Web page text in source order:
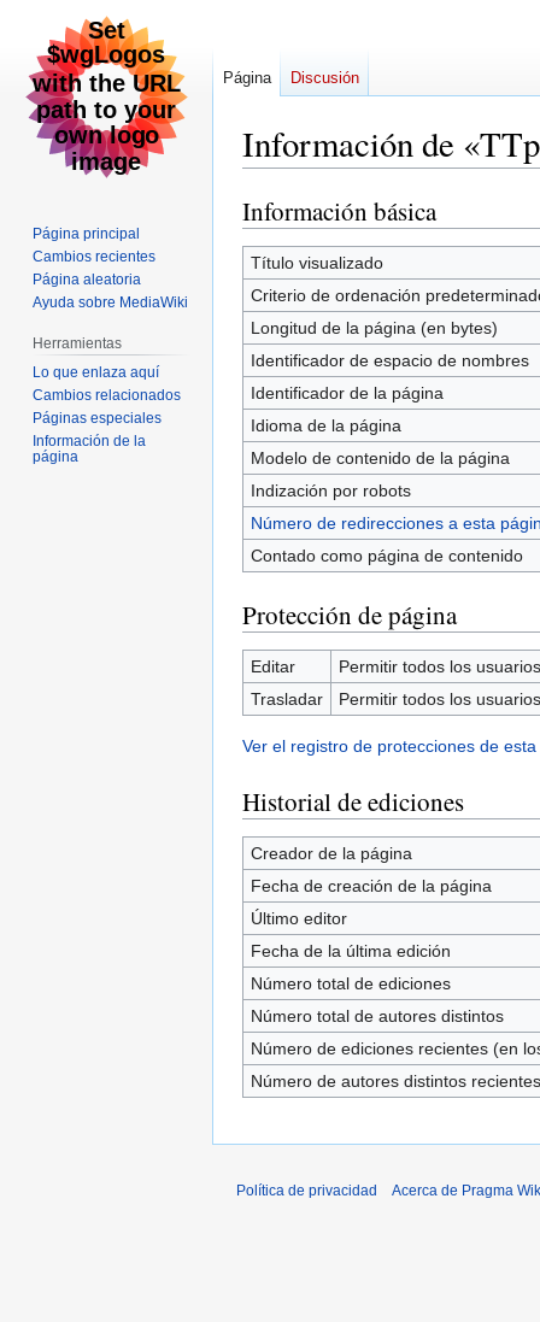
Información de
Ir
a
la
navegación
Ir
a
la
búsqueda
Información básica
Título visualizado
Criterio de ordenación
Longitud de la página (en bytes)
Identificador de espacio de nombres
Identificador de la página
Idioma de la página
Modelo de contenido de la página
Indización por robots
Número de redirecciones a esta
Contado como página de contenido
Protección de página
Editar
Permitir todos los
Trasladar
Permitir todos los
Ver el registro de protecciones de
Historial de ediciones
Creador de la página
Fecha de creación de la página
Último editor
Fecha de la última edición
Número total de ediciones
Número total de autores distintos
Número de ediciones recientes (en
Número de autores distintos recientes
Página Discusión
Página principal
Cambios recientes
Página aleatoria
Ayuda sobre MediaWiki
Herramientas
Lo que enlaza aquí
Cambios relacionados
Páginas especiales
Información de la
página
Política de privacidad Acerca de Pragma